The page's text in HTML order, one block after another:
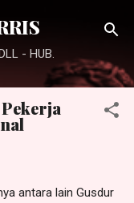
- HUB.
antara lain Gusdur